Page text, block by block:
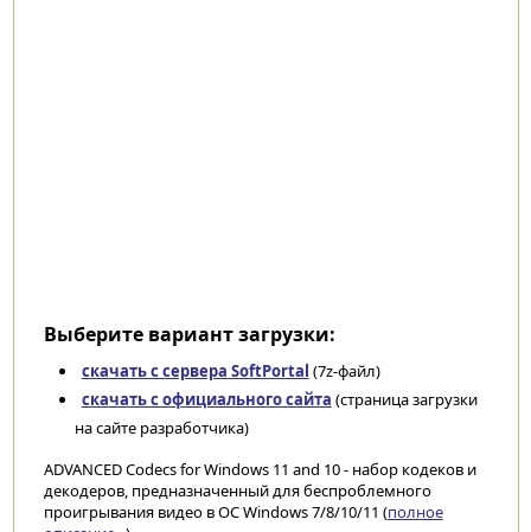
Выберите вариант загрузки:
скачать с сервера SoftPortal (7z-файл)
скачать с официального сайта (страница загрузки
на сайте разработчика)
ADVANCED Codecs for Windows 11 and 10 - набор кодеков и
декодеров, предназначенный для беспроблемного
проигрывания видео в ОС Windows 7/8/10/11 (полное